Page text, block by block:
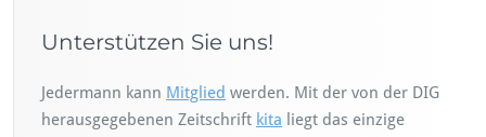
Unterstützen Sie uns!
Jedermann kann Mitglied werden. Mit der von der DIG
herausgegebenen Zeitschrift kita liegt das einzige